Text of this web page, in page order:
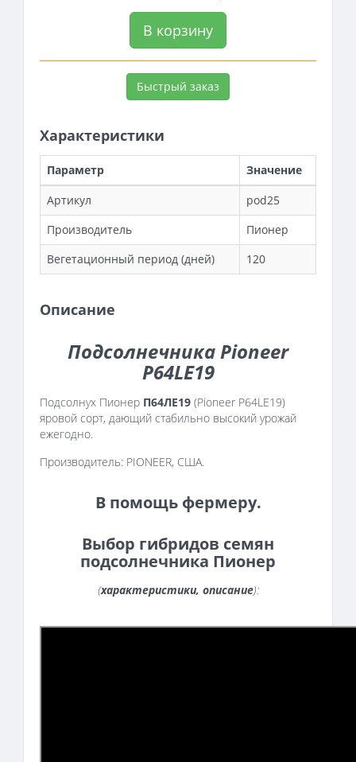
В корзину
Быстрый заказ
Характеристики
Параметр
Значение
Артикул
pod25
Производитель
Пионер
Вегетационный период (дней)
120
Описание
Подсолнечника Pioneer
P64LE19
Подсолнух Пионер П64ЛЕ19 (Pioneer P64LE19)
яровой сорт, дающий стабильно высокий урожай
ежегодно.
Производитель: PIONEER, США.
В помощь фермеру.
Выбор гибридов семян
подсолнечника Пионер
(характеристики, описание):